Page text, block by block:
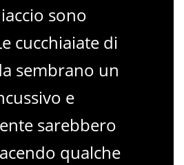
sono
cucchiaiate di
sembrano un
e
sarebbero
qualche